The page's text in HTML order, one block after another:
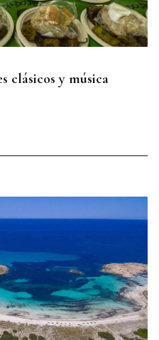
clásicos y música
en A Arnoia